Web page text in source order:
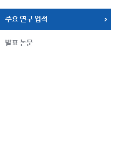
주요 연구 업적
발표 논문